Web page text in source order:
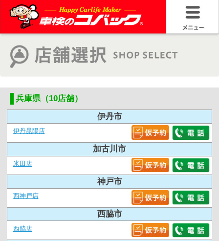
兵庫県（10店舗）
伊丹市
伊丹昆陽店
加古川市
米田店
神戸市
西神戸店
西脇市
西脇店